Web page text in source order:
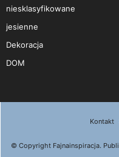
niesklasyfikowane
jesienne
Dekoracja
DOM
Kontakt
© Copyright Fajnainspiracja.